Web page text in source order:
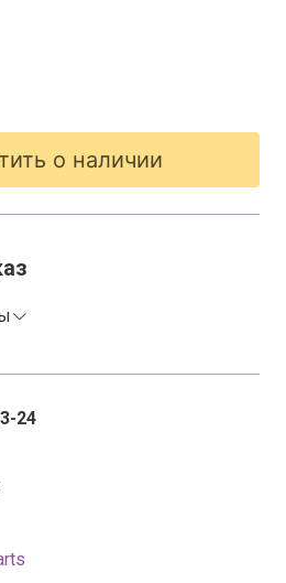
24
о наличии